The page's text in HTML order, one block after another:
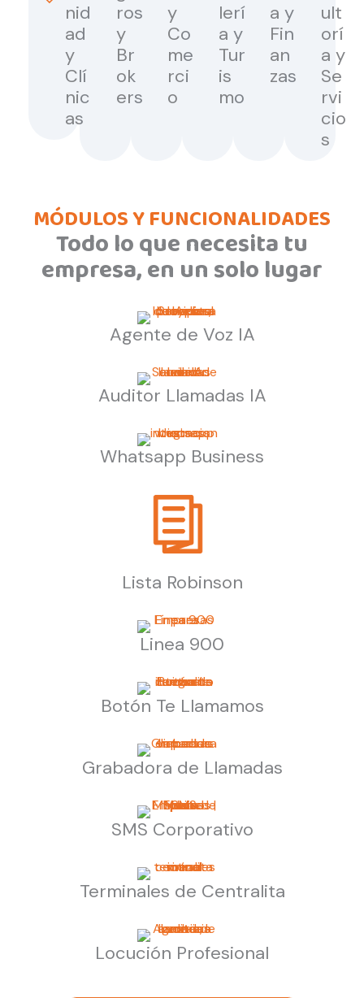
nid
ad
y
Clí
nic
as
ros
y
Br
ok
ers
y
Co
me
rci
o
lerí
a y
Tur
is
mo
a y
Fin
an
zas
ult
orí
a y
Se
rvi
cio
s
MÓDULOS Y FUNCIONALIDADES
Todo lo que necesita tu
empresa, en un solo lugar
Agente de Voz IA
Auditor Llamadas IA
Whatsapp Business
Lista Robinson
Linea 900
Botón Te Llamamos
Grabadora de Llamadas
SMS Corporativo
Terminales de Centralita
Locución Profesional